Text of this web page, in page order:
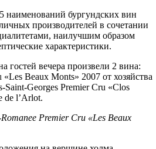
наименований бургундских вин
производителей в сочетании
наилучшим образом
характеристики.
гостей вечера произвели 2 вина:
«Les Beaux Monts» 2007 от хозяйства
Saint-Georges Premier Cru «Clos
de l’Arlot.
Romanee Premier Cru «Les Beaux